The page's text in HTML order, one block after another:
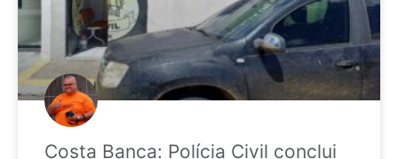
Costa Banca: Polícia Civil conclui